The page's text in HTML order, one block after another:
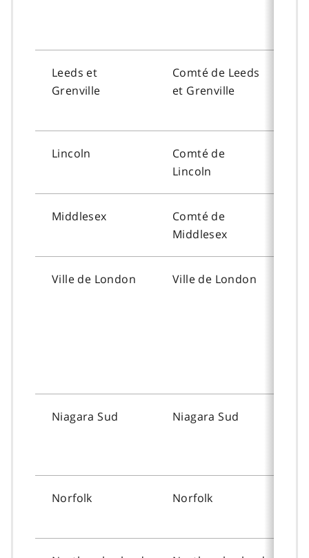
Leeds et
Grenville
Comté de Leeds
et Grenville
Lincoln
Comté de
Lincoln
Middlesex
Comté de
Middlesex
Ville de London Ville de London
Niagara Sud Niagara Sud
Norfolk Norfolk